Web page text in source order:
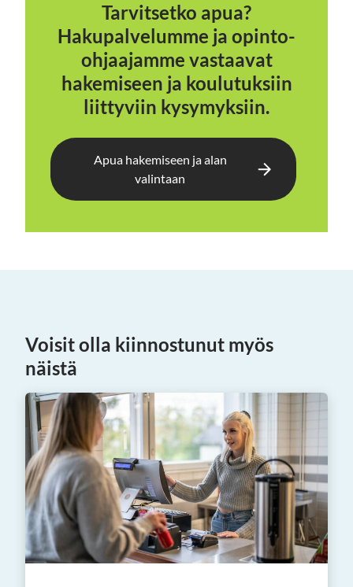
Tarvitsetko apua?
Hakupalvelumme ja opinto-
ohjaajamme vastaavat
hakemiseen ja koulutuksiin
liittyviin kysymyksiin.
Apua hakemiseen ja alan
valintaan
Voisit olla kiinnostunut myös
näistä